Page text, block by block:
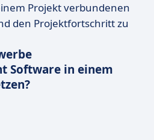
Projekt verbundenen
den Projektfortschritt zu
Software in einem